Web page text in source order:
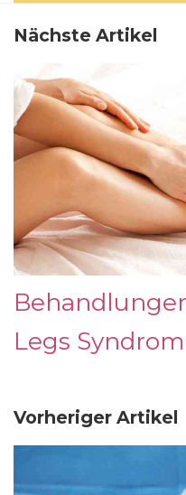
Nächste Artikel
Legs Syndrom
Vorheriger Artikel